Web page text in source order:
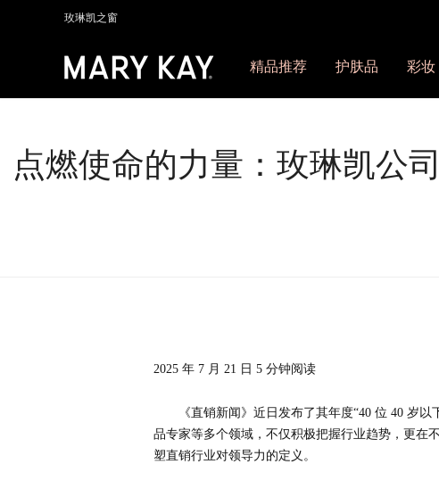
玫琳凯之窗
精品推荐 护肤品 彩妆
点燃使命的力量：玫琳凯公
2025 年 7 月 21 日 5 分钟阅读
《直销新闻》近日发布了其年度“40 位 40 岁
品专家等多个领域，不仅积极把握行业趋势，更在
塑直销行业对领导力的定义。